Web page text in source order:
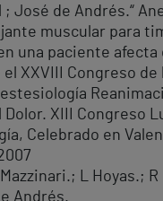
; José de Andrés.“
muscular para
una paciente afecta
XXVIII Congreso de
Dolor. XIII Congreso
Celebrado en
L Hoyas.;
Andrés.